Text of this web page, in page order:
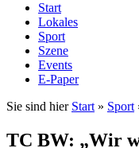
Start
Lokales
Sport
Szene
Events
E-Paper
Sie sind hier Start » Sport
TC BW: „Wir